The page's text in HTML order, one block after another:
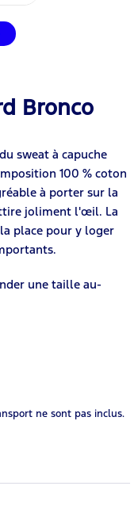
Bronco
sweat à capuche
100 % coton
à porter sur la
joliment l'œil. La
place pour y loger
une taille au-
ne sont pas inclus.